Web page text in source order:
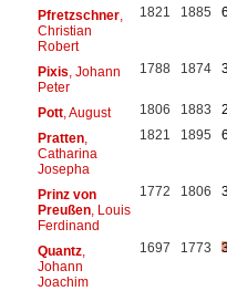
Pfretzschner,
Christian
Robert
1821 1885 6
Pixis , Johann
Peter
1788 1874
Pott, August 1806 1883
Pratten,
Catharina
Josepha
1821 1895 6
Prinz von
Preußen, Louis
Ferdinand
1772 1806
Quantz,
Johann
Joachim
1697 1773 3